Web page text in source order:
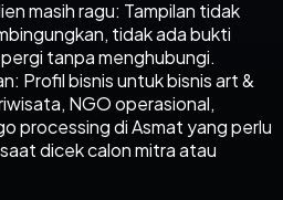
masih ragu: Tampilan tidak
tidak ada bukti
tanpa menghubungi.
Profil bisnis untuk bisnis art &
NGO operasional,
processing di Asmat yang perlu
dicek calon mitra atau